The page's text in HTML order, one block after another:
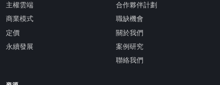
主權雲端
商業模式
定價
永續發展
合作夥伴計劃
職缺機會
關於我們
案例研究
聯絡我們